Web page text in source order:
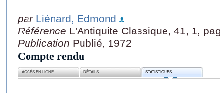
par Liénard, Edmond
Référence L'Antiquite Classique, 41, 1,
Publication Publié, 1972
Compte rendu
ACCÈS EN LIGNE DÉTAILS STATISTIQUES